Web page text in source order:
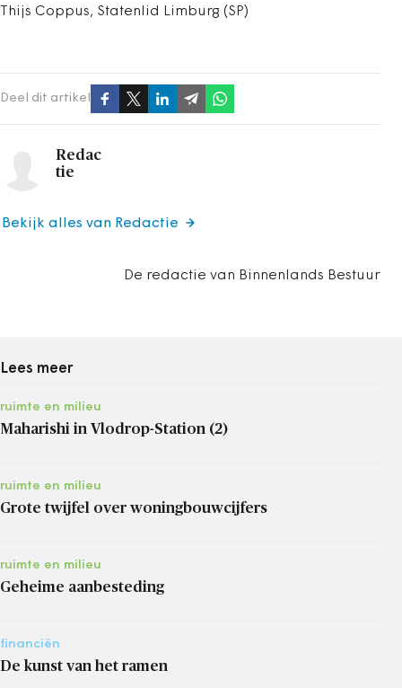
Thijs Coppus, Statenlid Limburg (SP)
Deel dit artikel
Redac
tie
De redactie van Binnenlands Bestuur
Bekijk alles van Redactie
Lees meer
ruimte en milieu
Maharishi in Vlodrop-Station (2)
ruimte en milieu
Grote twijfel over woningbouwcijfers
ruimte en milieu
Geheime aanbesteding
financiën
De kunst van het ramen